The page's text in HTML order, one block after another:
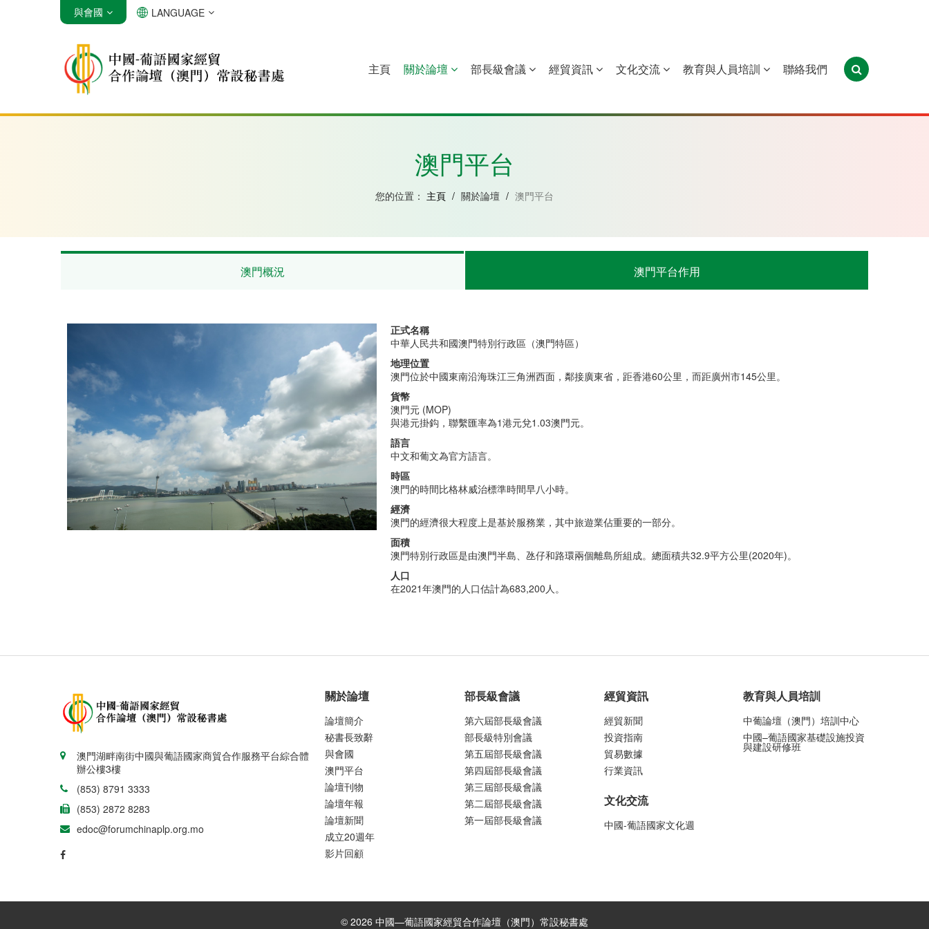
安哥拉 巴西 佛得角 幾內亞比紹 赤道幾內亞 莫桑比克 葡萄牙 聖多美和普林西比 東帝汶
與會國 LANGUAGE
主頁 關於論壇 部長級會議 經貿資訊 文化交流 教育與人員培訓 聯絡我們
澳門平台
您的位置： 主頁 / 關於論壇 / 澳門平台
澳門概況 澳門平台作用
正式名稱
中華人民共和國澳門特別行政區（澳門特區）
地理位置
澳門位於中國東南沿海珠江三角洲西面，鄰接廣東省，距香港60公里，而距廣州市145公里。
貨幣
澳門元 (MOP)
與港元掛鈎，聯繫匯率為1港元兌1.03澳門元。
語言
中文和葡文為官方語言。
時區
澳門的時間比格林威治標準時間早八小時。
經濟
澳門的經濟很大程度上是基於服務業，其中旅遊業佔重要的一部分。
面積
澳門特別行政區是由澳門半島、氹仔和路環兩個離島所組成。總面積共32.9平方公里(2020年)。
人口
在2021年澳門的人口估計為683,200人。
澳門湖畔南街中國與葡語國家商貿合作服務平台綜合體
辦公樓3樓
(853) 8791 3333
(853) 2872 8283
edoc@forumchinaplp.org.mo
關於論壇
論壇簡介
秘書長致辭
與會國
澳門平台
論壇刊物
論壇年報
論壇新聞
成立20週年
影片回顧
部長級會議
第六屆部長級會議
部長級特別會議
第五屆部長級會議
第四屆部長級會議
第三屆部長級會議
第二屆部長級會議
第一屆部長級會議
經貿資訊
經貿新聞
投資指南
貿易數據
行業資訊
文化交流
中國-葡語國家文化週
教育與人員培訓
中葡論壇（澳門）培訓中心
中國–葡語國家基礎設施投資
與建設研修班
© 2026 中國—葡語國家經貿合作論壇（澳門）常設秘書處